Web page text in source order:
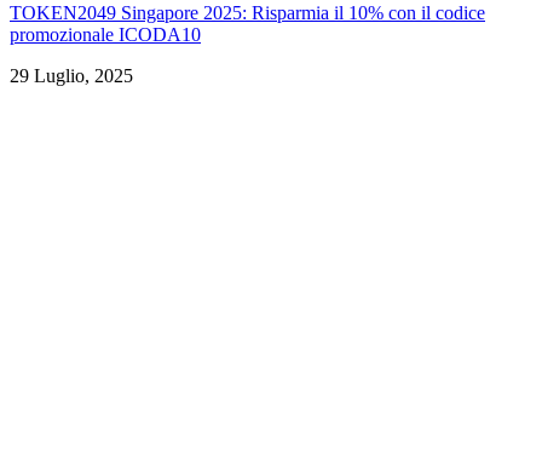
TOKEN2049 Singapore 2025: Risparmia il 10% con il codice
promozionale ICODA10
29 Luglio, 2025